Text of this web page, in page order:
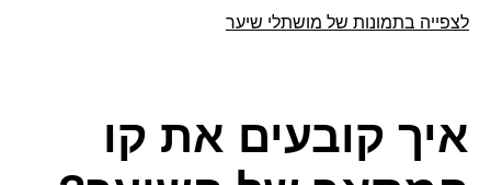
לצפייה בתמונות של מושתלי שיער
איך קובעים את קו